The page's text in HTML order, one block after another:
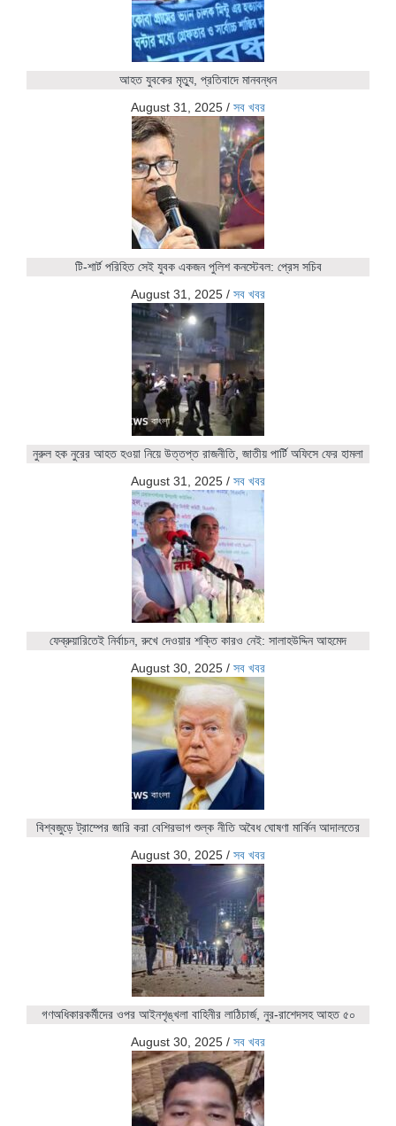
আহত যুবকের মৃত্যু, প্রতিবাদে মানবন্ধন
August 31, 2025 / সব খবর
টি-শার্ট পরিহিত সেই যুবক একজন পুলিশ কনস্টেবল: প্রেস সচিব
August 31, 2025 / সব খবর
নুরুল হক নুরের আহত হওয়া নিয়ে উত্তপ্ত রাজনীতি, জাতীয় পার্টি অফিসে ফের হামলা
August 31, 2025 / সব খবর
ফেব্রুয়ারিতেই নির্বাচন, রুখে দেওয়ার শক্তি কারও নেই: সালাহউদ্দিন আহমেদ
August 30, 2025 / সব খবর
বিশ্বজুড়ে ট্রাম্পের জারি করা বেশিরভাগ শুল্ক নীতি অবৈধ ঘোষণা মার্কিন আদালতের
August 30, 2025 / সব খবর
গণঅধিকারকর্মীদের ওপর আইনশৃঙ্খলা বাহিনীর লাঠিচার্জ, নুর-রাশেদসহ আহত ৫০
August 30, 2025 / সব খবর